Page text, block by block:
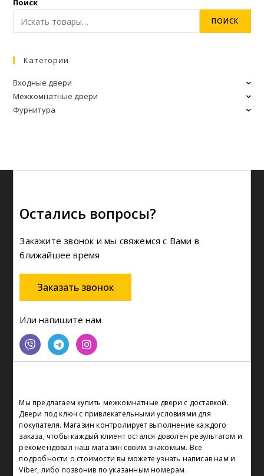
Поиск
ПОИСК
Категории
Входные двери
Межкомнатные двери
Фурнитура
Остались вопросы?
Закажите звонок и мы свяжемся с Вами в
ближайшее время
Заказать звонок
Или напишите нам
Мы предлагаем купить межкомнатные двери с доставкой.
Двери под ключ с привлекательными условиями для
покупателя. Магазин контролирует выполнение каждого
заказа, чтобы каждый клиент остался доволен результатом и
рекомендовал наш магазин своим знакомым. Все
подробности о стоимости вы можете узнать написав нам и
Viber, либо позвонив по указанным номерам.